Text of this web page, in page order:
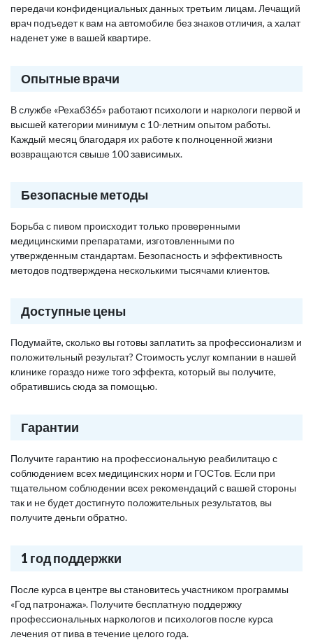
передачи конфиденциальных данных третьим лицам. Лечащий
врач подъедет к вам на автомобиле без знаков отличия, а халат
наденет уже в вашей квартире.
Опытные врачи
В службе «Рехаб365» работают психологи и наркологи первой и
высшей категории минимум с 10-летним опытом работы.
Каждый месяц благодаря их работе к полноценной жизни
возвращаются свыше 100 зависимых.
Безопасные методы
Борьба с пивом происходит только проверенными
медицинскими препаратами, изготовленными по
утвержденным стандартам. Безопасность и эффективность
методов подтверждена несколькими тысячами клиентов.
Доступные цены
Подумайте, сколько вы готовы заплатить за профессионализм и
положительный результат? Стоимость услуг компании в нашей
клинике гораздо ниже того эффекта, который вы получите,
обратившись сюда за помощью.
Гарантии
Получите гарантию на профессиональную реабилитацю с
соблюдением всех медицинских норм и ГОСТов. Если при
тщательном соблюдении всех рекомендаций с вашей стороны
так и не будет достигнуто положительных результатов, вы
получите деньги обратно.
1 год поддержки
После курса в центре вы становитесь участником программы
«Год патронажа». Получите бесплатную поддержку
профессиональных наркологов и психологов после курса
лечения от пива в течение целого года.